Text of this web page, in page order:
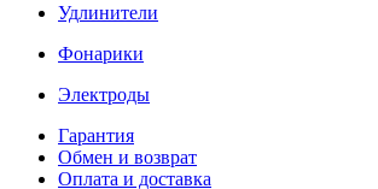
Удлинители
Фонарики
Электроды
Гарантия
Обмен и возврат
Оплата и доставка